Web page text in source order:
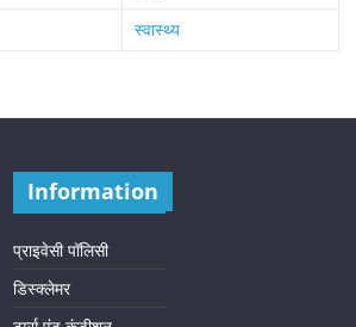
स्वास्थ्य
Information
प्राइवेसी पॉलिसी
डिस्क्लेमर